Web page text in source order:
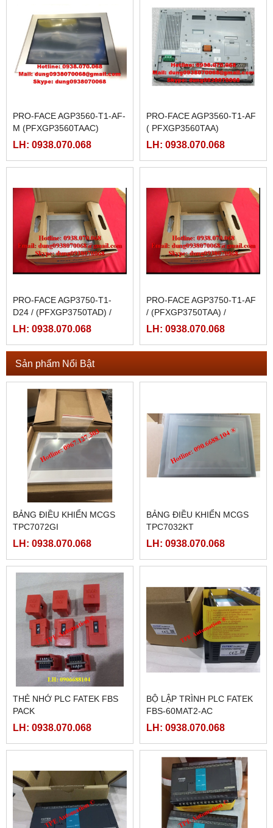
PRO-FACE AGP3560-T1-AF-
M (PFXGP3560TAAC)
LH: 0938.070.068
PRO-FACE AGP3560-T1-AF
( PFXGP3560TAA)
LH: 0938.070.068
PRO-FACE AGP3750-T1-
D24 / (PFXGP3750TAD) /
AGP3750-T1-D24-M
LH: 0938.070.068
PRO-FACE AGP3750-T1-AF
/ (PFXGP3750TAA) /
AGP3750-T1-AF-M
LH: 0938.070.068
Sản phẩm Nổi Bật
BẢNG ĐIỀU KHIỂN MCGS
TPC7072GI
LH: 0938.070.068
BẢNG ĐIỀU KHIỂN MCGS
TPC7032KT
LH: 0938.070.068
THẺ NHỚ PLC FATEK FBS
PACK
LH: 0938.070.068
BỘ LẬP TRÌNH PLC FATEK
FBS-60MAT2-AC
LH: 0938.070.068